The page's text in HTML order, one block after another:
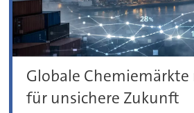
Globale Chemie­märkte
für unsichere Zukunft